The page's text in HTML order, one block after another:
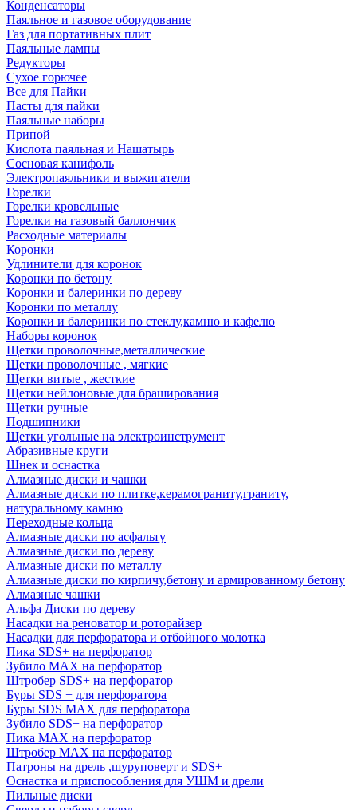
Конденсаторы
Паяльное и газовое оборудование
Газ для портативных плит
Паяльные лампы
Редукторы
Сухое горючее
Все для Пайки
Пасты для пайки
Паяльные наборы
Припой
Кислота паяльная и Нашатырь
Сосновая канифоль
Электропаяльники и выжигатели
Горелки
Горелки кровельные
Горелки на газовый баллончик
Расходные материалы
Коронки
Удлинители для коронок
Коронки по бетону
Коронки и балеринки по дереву
Коронки по металлу
Коронки и балеринки по стеклу,камню и кафелю
Наборы коронок
Щетки проволочные,металлические
Щетки проволочные , мягкие
Щетки витые , жесткие
Щетки нейлоновые для браширования
Щетки ручные
Подшипники
Щетки угольные на электроинструмент
Абразивные круги
Шнек и оснастка
Алмазные диски и чашки
Алмазные диски по плитке,керамограниту,граниту,
натуральному камню
Переходные кольца
Алмазные диски по асфальту
Алмазные диски по дереву
Алмазные диски по металлу
Алмазные диски по кирпичу,бетону и армированному бетону
Алмазные чашки
Альфа Диски по дереву
Насадки на реноватор и роторайзер
Насадки для перфоратора и отбойного молотка
Пика SDS+ на перфоратор
Зубило MAX на перфоратор
Штробер SDS+ на перфоратор
Буры SDS + для перфоратора
Буры SDS MAX для перфоратора
Зубило SDS+ на перфоратор
Пика MAX на перфоратор
Штробер MAX на перфоратор
Патроны на дрель ,шуруповерт и SDS+
Оснастка и приспособления для УШМ и дрели
Пильные диски